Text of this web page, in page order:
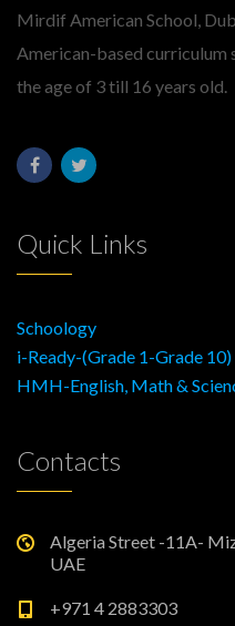
Mirdif American School,
American-based curriculum
the age of 3 till 16 years old.
Quick Links
Schoology
i-Ready-(Grade 1-Grade 10)
HMH-English, Math &
Contacts
Algeria Street -11A-
UAE
+971 4 2883303